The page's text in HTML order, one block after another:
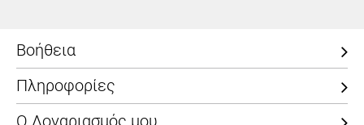
Βοήθεια
Πληροφορίες
Ο Λογαριασμός μου